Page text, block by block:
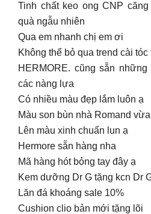
Tinh chất keo ong CNP
quà ngẫu nhiên
Qua em nhanh chị em ơi
Không thể bỏ qua trend cài
HERMORE. cũng sẵn
các nàng lựa
Có nhiều màu đẹp lắm luôn ạ
Màu son bùn nhà Romand
Lên màu xinh chuẩn lun ạ
Hermore sẵn hàng nha
Mã hàng hót bỏng tay đây ạ
Kem dưỡng Dr G tặng kcn Dr
Lăn đá khoáng sale 10%
Cushion clio bản mới tặng lõi